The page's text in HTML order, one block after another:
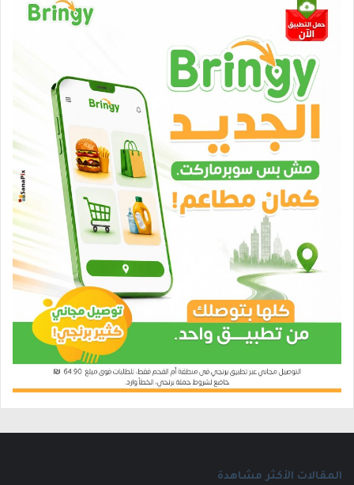
المقالات الأكثر مشاهدة